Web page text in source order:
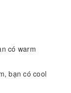
có warm
bạn có cool